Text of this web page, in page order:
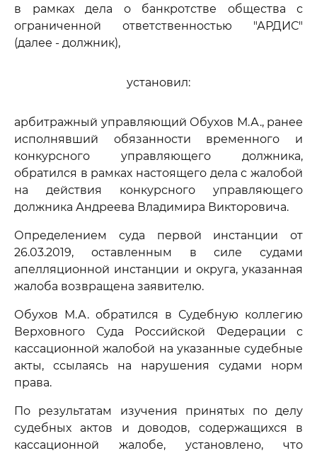
в рамках дела о банкротстве общества с
ограниченной ответственностью "АРДИС"
(далее - должник),
установил:
арбитражный управляющий Обухов М.А., ранее
исполнявший обязанности временного и
конкурсного управляющего должника,
обратился в рамках настоящего дела с жалобой
на действия конкурсного управляющего
должника Андреева Владимира Викторовича.
Определением суда первой инстанции от
26.03.2019, оставленным в силе судами
апелляционной инстанции и округа, указанная
жалоба возвращена заявителю.
Обухов М.А. обратился в Судебную коллегию
Верховного Суда Российской Федерации с
кассационной жалобой на указанные судебные
акты, ссылаясь на нарушения судами норм
права.
По результатам изучения принятых по делу
судебных актов и доводов, содержащихся в
кассационной жалобе, установлено, что